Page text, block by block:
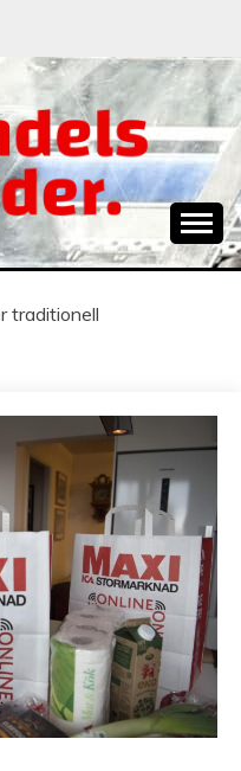
traditionell